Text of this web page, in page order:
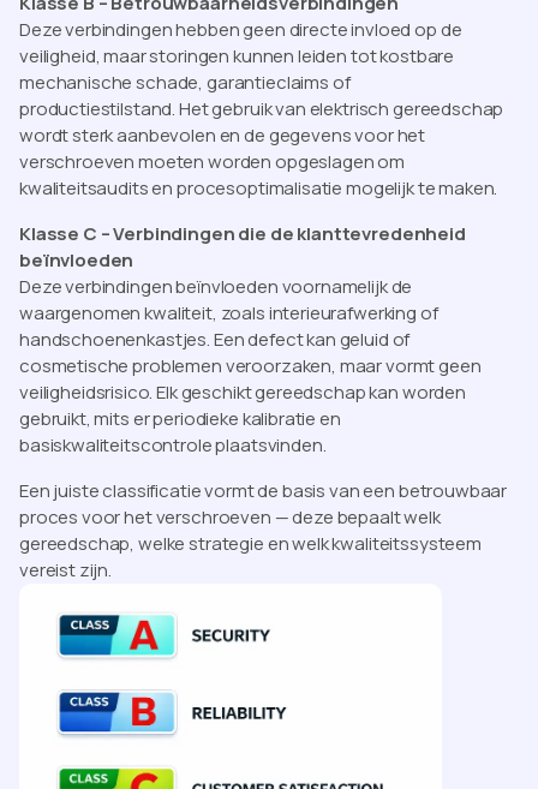
Deze verbindingen hebben geen directe invloed op de
veiligheid, maar storingen kunnen leiden tot kostbare
mechanische schade, garantieclaims of
productiestilstand. Het gebruik van elektrisch gereedschap
wordt sterk aanbevolen en de gegevens voor het
verschroeven moeten worden opgeslagen om
kwaliteitsaudits en procesoptimalisatie mogelijk te maken.
Klasse C – Verbindingen die de klanttevredenheid
beïnvloeden
Deze verbindingen beïnvloeden voornamelijk de
waargenomen kwaliteit, zoals interieurafwerking of
handschoenenkastjes. Een defect kan geluid of
cosmetische problemen veroorzaken, maar vormt geen
veiligheidsrisico. Elk geschikt gereedschap kan worden
gebruikt, mits er periodieke kalibratie en
basiskwaliteitscontrole plaatsvinden.
Een juiste classificatie vormt de basis van een betrouwbaar
proces voor het verschroeven — deze bepaalt welk
gereedschap, welke strategie en welk kwaliteitssysteem
vereist zijn.